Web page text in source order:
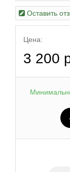
Оставить
Цена:
3 200